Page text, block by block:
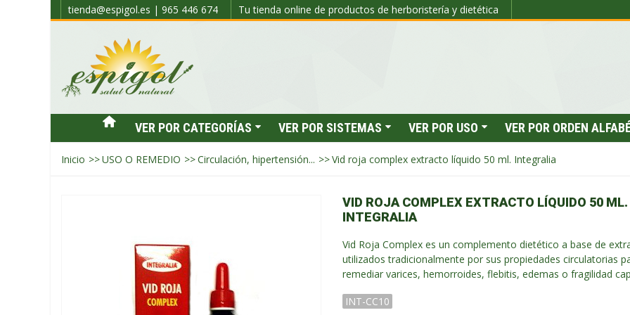
tienda@espigol.es | 965 446 674 Tu tienda online de productos de herboristería y dietética
VER POR CATEGORÍAS VER POR SISTEMAS VER POR USO VER POR ORDEN
Inicio >>USO O REMEDIO >>Circulación, hipertensión... >>Vid roja complex extracto líquido 50 ml. Integralia
VID ROJA COMPLEX EXTRACTO LÍQUIDO 50 ML.
INTEGRALIA
Vid Roja Complex es un complemento dietético a base de
utilizados tradicionalmente por sus propiedades circulatorias
remediar varices, hemorroides, flebitis, edemas o fragilidad
INT-CC10